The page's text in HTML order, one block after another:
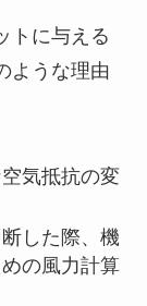
トに与える
ような理由
気抵抗の変
した際、機
の風力計算